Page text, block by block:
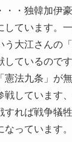
・・独韓加伊
しています。
う大江さんの
ているのです
憲法九条」が
戦しています
すれば戦争犠
っています。